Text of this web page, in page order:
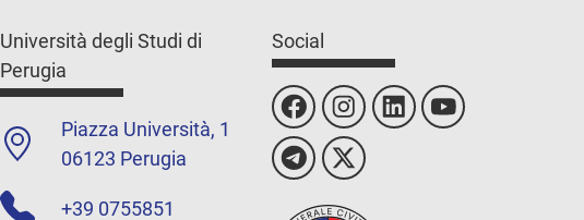
Università degli Studi di
Perugia
Piazza Università, 1
06123 Perugia
+39 0755851
Social